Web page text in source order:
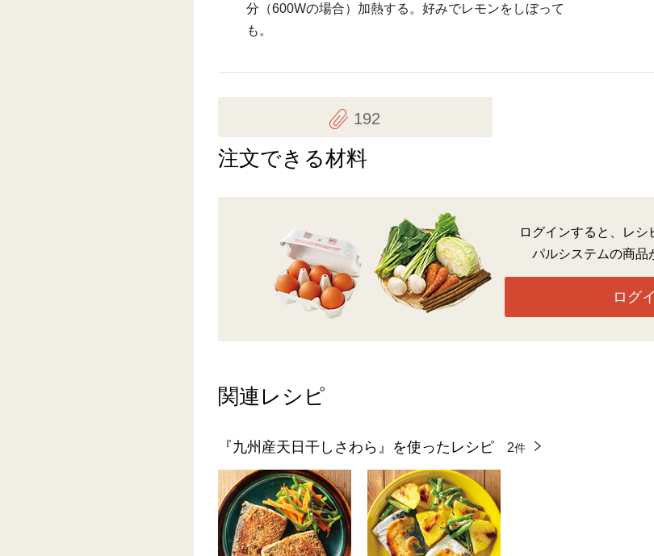
分（600Wの場合）加熱する。好みでレモンをしぼって
も。
192
注文できる材料
ログインすると、レシ
パルシステムの商品
ログ
関連レシピ
『九州産天日干しさわら』を使ったレシピ 2件